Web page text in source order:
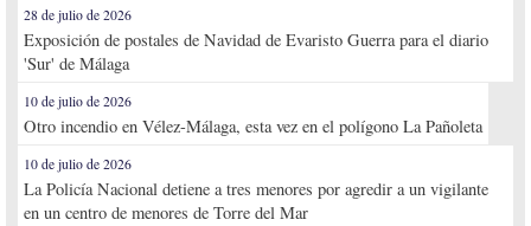
28 de julio de 2026
Exposición de postales de Navidad de Evaristo Guerra para el diario
'Sur' de Málaga
10 de julio de 2026
Otro incendio en Vélez-Málaga, esta vez en el polígono La Pañoleta
10 de julio de 2026
La Policía Nacional detiene a tres menores por agredir a un vigilante
en un centro de menores de Torre del Mar